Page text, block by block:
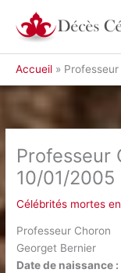
contenu
Accueil
Professeur
10/01/2005
Célébrités mortes
Professeur Choron
Georget Bernier
Date de naissance :